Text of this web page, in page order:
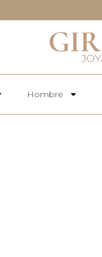
Hombre